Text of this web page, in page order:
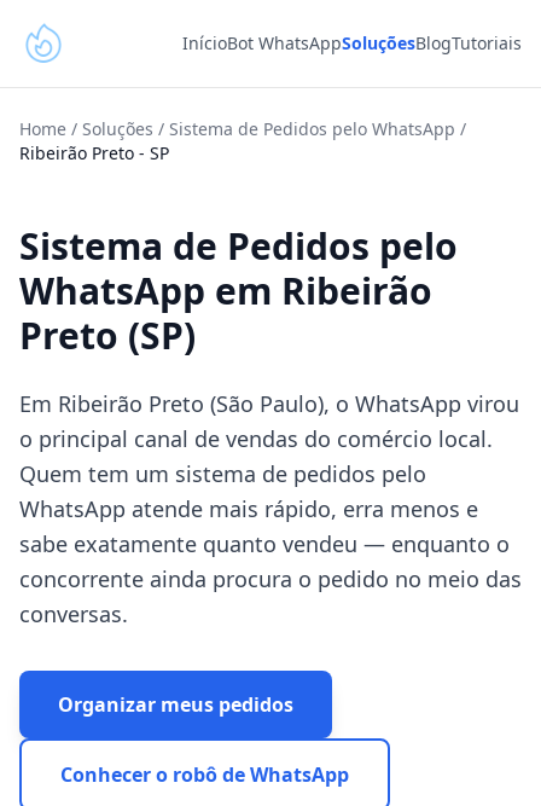
InícioBot WhatsAppSoluçõesBlogTutoriais
Home / Soluções / Sistema de Pedidos pelo WhatsApp /
Ribeirão Preto - SP
Sistema de Pedidos pelo
WhatsApp em Ribeirão
Preto (SP)
Em Ribeirão Preto (São Paulo), o WhatsApp virou
o principal canal de vendas do comércio local.
Quem tem um sistema de pedidos pelo
WhatsApp atende mais rápido, erra menos e
sabe exatamente quanto vendeu — enquanto o
concorrente ainda procura o pedido no meio das
conversas.
Organizar meus pedidos
Conhecer o robô de WhatsApp